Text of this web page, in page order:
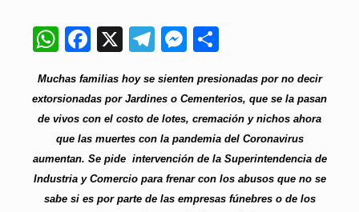
WhatsApp
Facebook
X Telegram
Messenger
Muchas familias hoy se sienten presionadas por no decir
extorsionadas por Jardines o Cementerios, que se la pasan
de vivos con el costo de lotes, cremación y nichos ahora
que las muertes con la pandemia del Coronavirus
aumentan. Se pide intervención de la Superintendencia de
Industria y Comercio para frenar con los abusos que no se
sabe si es por parte de las empresas fúnebres o de los